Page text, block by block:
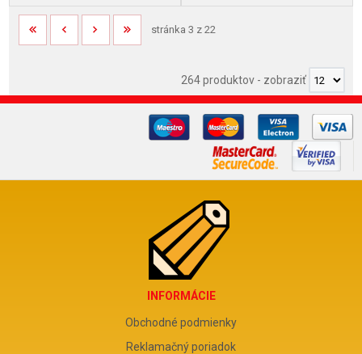
stránka 3 z 22
264 produktov- zobraziť
INFORMÁCIE
Obchodné podmienky
Reklamačný poriadok